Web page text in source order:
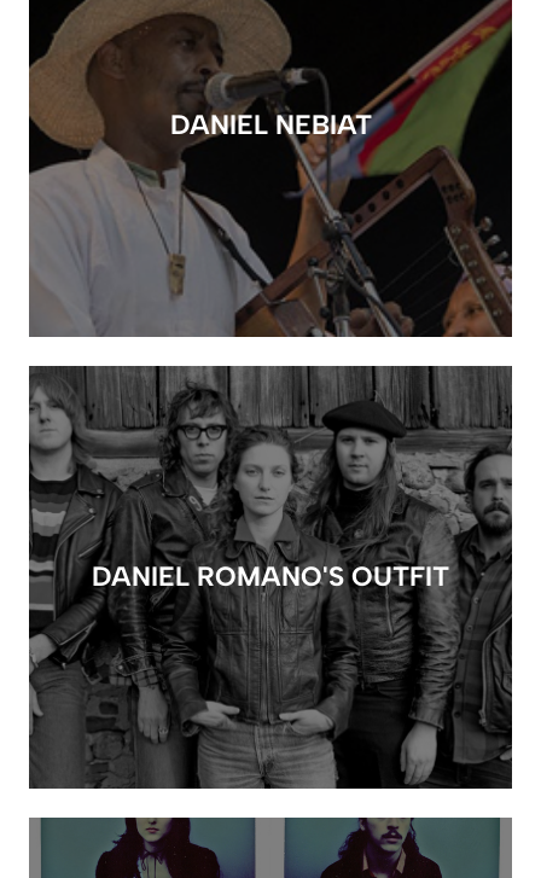
DANIEL NEBIAT
DANIEL ROMANO'S OUTFIT